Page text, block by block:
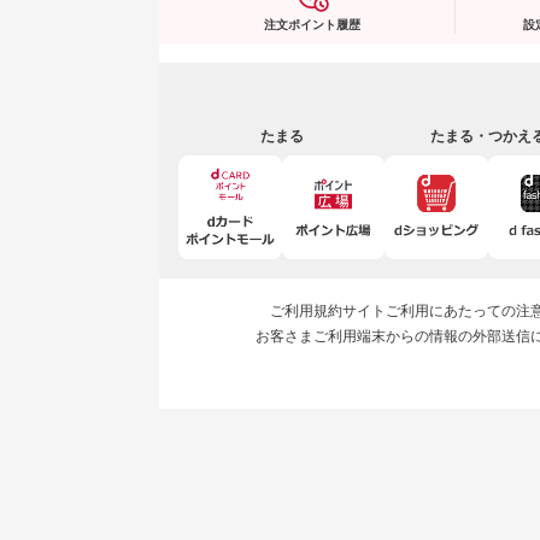
注文ポイント履歴 設
たまる たまる・つかえ
ご利用規約サイトご利用にあたっての注
お客さまご利用端末からの情報の外部送信